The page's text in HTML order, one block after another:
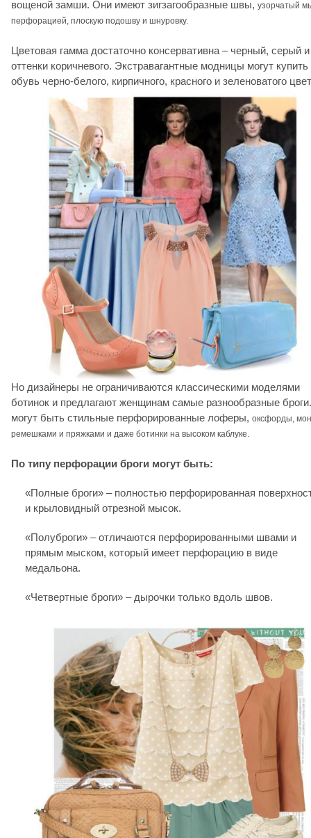
вощеной замши. Они имеют зигзагообразные швы, узорчатый
перфорацией, плоскую подошву и шнуровку.
Цветовая гамма достаточно консервативна – черный, серый и
оттенки коричневого. Экстравагантные модницы могут купить
обувь черно-белого, кирпичного, красного и зеленоватого
Но дизайнеры не ограничиваются классическими моделями
ботинок и предлагают женщинам самые разнообразные
могут быть стильные перфорированные лоферы, оксфорды,
ремешками и пряжками и даже ботинки на высоком каблуке.
По типу перфорации броги могут быть:
«Полные броги» – полностью перфорированная
и крыловидный отрезной мысок.
«Полуброги» – отличаются перфорированными швами и
прямым мыском, который имеет перфорацию в виде
медальона.
«Четвертные броги» – дырочки только вдоль швов.